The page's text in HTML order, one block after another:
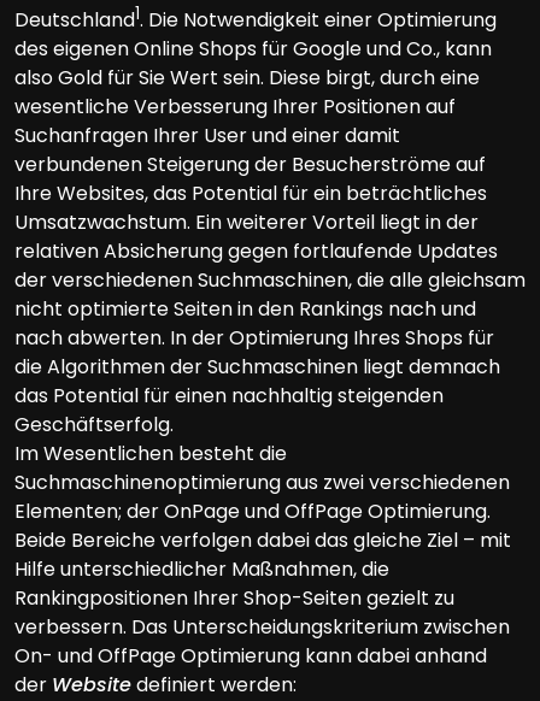
Deutschland1. Die Notwendigkeit einer Optimierung
des eigenen Online Shops für Google und Co., kann
also Gold für Sie Wert sein. Diese birgt, durch eine
wesentliche Verbesserung Ihrer Positionen auf
Suchanfragen Ihrer User und einer damit
verbundenen Steigerung der Besucherströme auf
Ihre Websites, das Potential für ein beträchtliches
Umsatzwachstum. Ein weiterer Vorteil liegt in der
relativen Absicherung gegen fortlaufende Updates
der verschiedenen Suchmaschinen, die alle gleichsam
nicht optimierte Seiten in den Rankings nach und
nach abwerten. In der Optimierung Ihres Shops für
die Algorithmen der Suchmaschinen liegt demnach
das Potential für einen nachhaltig steigenden
Geschäftserfolg.
Im Wesentlichen besteht die
Suchmaschinenoptimierung aus zwei verschiedenen
Elementen; der OnPage und OffPage Optimierung.
Beide Bereiche verfolgen dabei das gleiche Ziel – mit
Hilfe unterschiedlicher Maßnahmen, die
Rankingpositionen Ihrer Shop-Seiten gezielt zu
verbessern. Das Unterscheidungskriterium zwischen
On- und OffPage Optimierung kann dabei anhand
der Websitedefiniert werden: